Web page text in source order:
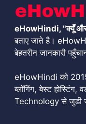
eHowHindi, "क्यूँ
बताए जाते है।
बेहतरीन जानकारी
eHowHindi को
ब्लॉगिंग, बेस्ट होस्टिंग,
Technology से जुडी